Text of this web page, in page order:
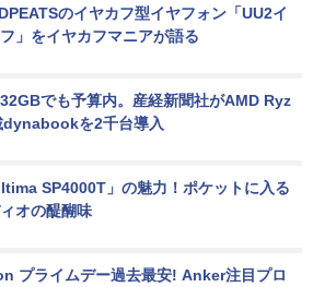
のイヤカフ型イヤフォン「UU2イ
」をイヤカフマニアが語る
でも予算内。産経新聞社がAMD Ryz
dynabookを2千台導入
SP4000T」の魅力！ポケットに入る
オの醍醐味
プライムデー過去最安! Anker注目プロ